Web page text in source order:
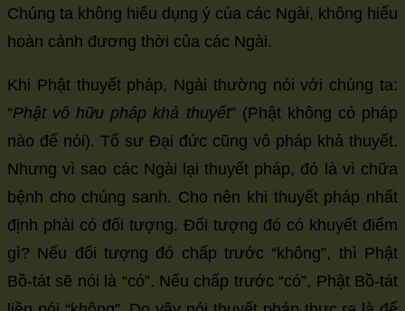
Chúng ta không hiểu dụng ý của các Ngài, không hiểu
hoàn cảnh đương thời của các Ngài.
Khi Phật thuyết pháp, Ngài thường nói với chúng ta:
“Phật vô hữu pháp khả thuyết” (Phật không có pháp
nào để nói). Tổ sư Đại đức cũng vô pháp khả thuyết.
Nhưng vì sao các Ngài lại thuyết pháp, đó là vì chữa
bệnh cho chúng sanh. Cho nên khi thuyết pháp nhất
định phải có đối tượng. Đối tượng đó có khuyết điểm
gì? Nếu đối tượng đó chấp trước “không”, thì Phật
Bồ-tát sẽ nói là “có”. Nếu chấp trước “có”, Phật Bồ-tát